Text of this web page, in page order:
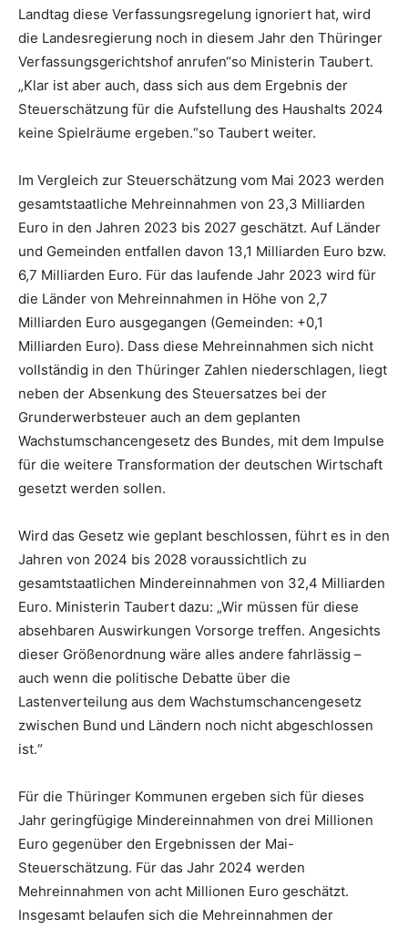
Landtag diese Verfassungsregelung ignoriert hat, wird
die Landesregierung noch in diesem Jahr den Thüringer
Verfassungsgerichtshof anrufen“so Ministerin Taubert.
„Klar ist aber auch, dass sich aus dem Ergebnis der
Steuerschätzung für die Aufstellung des Haushalts 2024
keine Spielräume ergeben.“so Taubert weiter.
Im Vergleich zur Steuerschätzung vom Mai 2023 werden
gesamtstaatliche Mehreinnahmen von 23,3 Milliarden
Euro in den Jahren 2023 bis 2027 geschätzt. Auf Länder
und Gemeinden entfallen davon 13,1 Milliarden Euro bzw.
6,7 Milliarden Euro. Für das laufende Jahr 2023 wird für
die Länder von Mehreinnahmen in Höhe von 2,7
Milliarden Euro ausgegangen (Gemeinden: +0,1
Milliarden Euro). Dass diese Mehreinnahmen sich nicht
vollständig in den Thüringer Zahlen niederschlagen, liegt
neben der Absenkung des Steuersatzes bei der
Grunderwerbsteuer auch an dem geplanten
Wachstumschancengesetz des Bundes, mit dem Impulse
für die weitere Transformation der deutschen Wirtschaft
gesetzt werden sollen.
Wird das Gesetz wie geplant beschlossen, führt es in den
Jahren von 2024 bis 2028 voraussichtlich zu
gesamtstaatlichen Mindereinnahmen von 32,4 Milliarden
Euro. Ministerin Taubert dazu: „Wir müssen für diese
absehbaren Auswirkungen Vorsorge treffen. Angesichts
dieser Größenordnung wäre alles andere fahrlässig –
auch wenn die politische Debatte über die
Lastenverteilung aus dem Wachstumschancengesetz
zwischen Bund und Ländern noch nicht abgeschlossen
ist.“
Für die Thüringer Kommunen ergeben sich für dieses
Jahr geringfügige Mindereinnahmen von drei Millionen
Euro gegenüber den Ergebnissen der Mai-
Steuerschätzung. Für das Jahr 2024 werden
Mehreinnahmen von acht Millionen Euro geschätzt.
Insgesamt belaufen sich die Mehreinnahmen der